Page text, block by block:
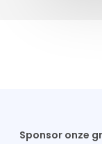
Sponsor onze